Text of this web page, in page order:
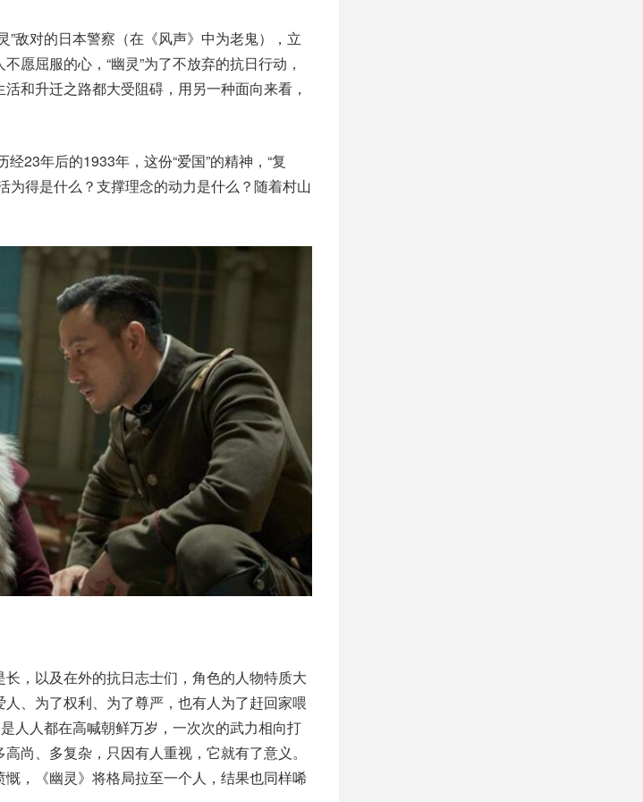
敌对的日本警察（在《风声》中为老鬼），立
愿屈服的心，“幽灵”为了不放弃的抗日行动，
和升迁之路都大受阻碍，用另一种面向来看，
23年后的1933年，这份“爱国”的精神，“复
为得是什么？支撑理念的动力是什么？随着村山
，以及在外的抗日志士们，角色的人物特质大
、为了权利、为了尊严，也有人为了赶回家喂
人人都在高喊朝鲜万岁，一次次的武力相向打
尚、多复杂，只因有人重视，它就有了意义。
，《幽灵》将格局拉至一个人，结果也同样唏